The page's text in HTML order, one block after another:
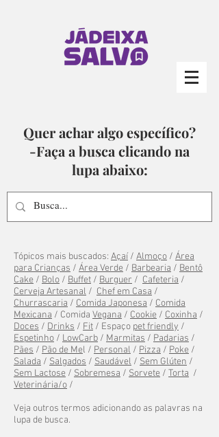
Quer achar algo específico?
-Faça a busca clicando na
lupa abaixo:
Tópicos mais buscados: Açaí / Almoço / Área
para Crianças / Área Verde / Barbearia / Bentô
Cake / Bolo / Buffet / Burguer / Cafeteria /
Cerveja Artesanal / Chef em Casa /
Churrascaria / Comida Japonesa / Comida
Mexicana / Comida Vegana / Cookie / Coxinha /
Doces / Drinks / Fit / Espaço pet friendly /
Espetinho / LowCarb / Marmitas / Padarias /
Pães / Pão de Mel / Personal / Pizza / Poke /
Salada / Salgados / Saudável / Sem Glúten /
Sem Lactose / Sobremesa / Sorvete / Torta /
Veterinária/o /
Veja outros termos adicionando as palavras na
lupa de busca.